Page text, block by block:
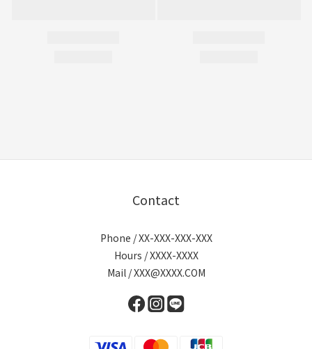
Contact
Phone / XX-XXX-XXX-XXX
Hours / XXXX-XXXX
Mail / XXX@XXXX.COM